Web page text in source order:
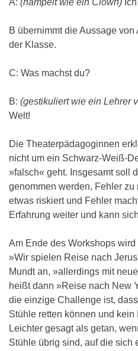
A: (hampelt wie ein Clown)
B übernimmt die Aussage
der Klasse.
C: Was machst du?
B: (gestikuliert wie ein Lehrer
Welt!
Die Theaterpädagoginnen
nicht um ein Schwarz-Weiß-
»falsch« geht. Insgesamt soll
genommen werden, Fehler zu
etwas riskiert und Fehler
Erfahrung weiter und kann
Am Ende des Workshops
»Wir spielen Reise nach
Mundt an, »allerdings mit
heißt dann »Reise nach New
die einzige Challenge ist,
Stühle retten können und
Leichter gesagt als getan,
Stühle übrig sind, auf die sich